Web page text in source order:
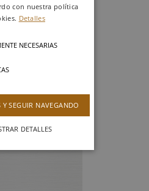
60 cm
con nuestra política
Detalles
NECESARIAS
SEGUIR NAVEGANDO
DETALLES